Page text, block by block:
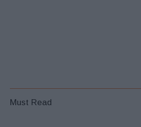
Must Read